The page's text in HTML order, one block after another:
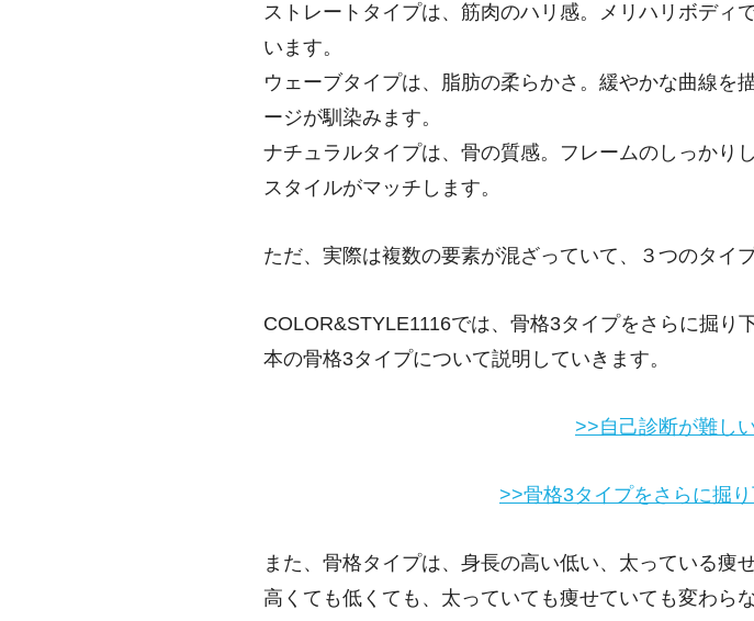
ストレートタイプは、筋肉のハリ感。メリハリボディ
います。
ウェーブタイプは、脂肪の柔らかさ。緩やかな曲線を
ージが馴染みます。
ナチュラルタイプは、骨の質感。フレームのしっかり
スタイルがマッチします。
ただ、実際は複数の要素が混ざっていて、３つのタイ
COLOR&STYLE1116では、骨格3タイプをさらに掘
本の骨格3タイプについて説明していきます。
>>自己診断が難し
>>骨格3タイプをさらに掘
また、骨格タイプは、身長の高い低い、太っている
高くても低くても、太っていても痩せていても変わら